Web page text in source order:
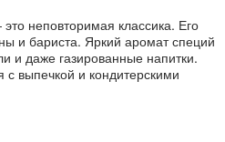
неповторимая классика. Его
и бариста. Яркий аромат специй
и даже газированные напитки.
с выпечкой и кондитерскими